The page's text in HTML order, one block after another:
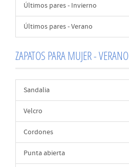
Últimos pares - Invierno
Últimos pares - Verano
ZAPATOS PARA MUJER - VERANO
Sandalia
Velcro
Cordones
Punta abierta